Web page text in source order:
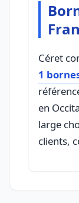
Céret
1
en
large
clients,